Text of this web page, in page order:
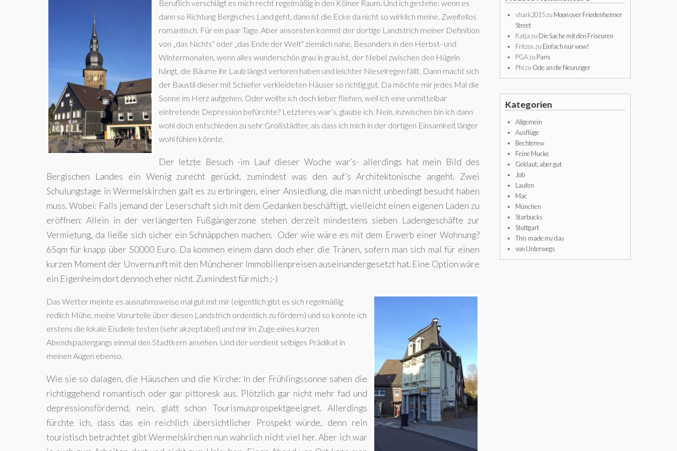
Beruflich verschlägt es mich recht regelmäßig in den Kölner Raum. Und ich gestehe: wenn es
dann so Richtung Bergisches Land geht, dann ist die Ecke da nicht so wirklich meine. Zweifellos
romantisch. Für ein paar Tage. Aber ansonsten kommt der dortige Landstrich meiner Definition
von „das Nichts“ oder „das Ende der Welt“ ziemlich nahe. Besonders in den Herbst- und
Wintermonaten, wenn alles wunderschön grau in grau ist, der Nebel zwischen den Hügeln
hängt, die Bäume ihr Laub längst verloren haben und leichter Nieselregen fällt. Dann macht sich
der Baustil dieser mit Schiefer verkleideten Häuser so richtig gut. Da möchte mir jedes Mal die
Sonne im Herz aufgehen. Oder wollte ich doch lieber fliehen, weil ich eine unmittelbar
eintretende Depression befürchte? Letzteres war’s, glaube ich. Nein, inzwischen bin ich dann
wohl doch entschieden zu sehr Großstädter, als dass ich mich in der dortigen Einsamkeit länger
wohl fühlen könnte.
Der letzte Besuch -im Lauf dieser Woche war’s- allerdings hat mein Bild des
Bergischen Landes ein Wenig zurecht gerückt, zumindest was den auf’s Architektonische angeht. Zwei
Schulungstage in Wermelskirchen galt es zu erbringen, einer Ansiedlung, die man nicht unbedingt besucht haben
muss. Wobei: Falls jemand der Leserschaft sich mit dem Gedanken beschäftigt, vielleicht einen eigenen Laden zu
eröffnen: Allein in der verlängerten Fußgängerzone stehen derzeit mindestens sieben Ladengeschäfte zur
Vermietung, da ließe sich sicher ein Schnäppchen machen. Oder wie wäre es mit dem Erwerb einer Wohnung?
65qm für knapp über 50000 Euro. Da kommen einem dann doch eher die Tränen, sofern man sich mal für einen
kurzen Moment der Unvernunft mit den Münchener Immobilienpreisen auseinandergesetzt hat. Eine Option wäre
ein Eigenheim dort dennoch eher nicht. Zumindest für mich ;-)
Das Wetter meinte es ausnahmsweise mal gut mit mir (eigentlich gibt es sich regelmäßig
redlich Mühe, meine Vorurteile über diesen Landstrich ordentlich zu fördern) und so konnte ich
erstens die lokale Eisdiele testen (sehr akzeptabel) und mir im Zuge eines kurzen
Abendspaziergangs einmal den Stadtkern ansehen. Und der verdient selbiges Prädikat in
meinen Augen ebenso.
Wie sie so dalagen, die Häuschen und die Kirche: In der Frühlingssonne sahen die
richtiggehend romantisch oder gar pittoresk aus. Plötzlich gar nicht mehr fad und
depressionsfördernd, nein, glatt schon Tourismusprospektgeeignet. Allerdings
fürchte ich, dass das ein reichlich übersichtlicher Prospekt würde, denn rein
touristisch betrachtet gibt Wermelskirchen nun wahrlich nicht viel her. Aber ich war
shark2015zu Moon over Friedenheimer
Street
Katjazu Die Sache mit den Friseuren
Fritzoszu Einfach nur wow!
PGAzu Paris
Phizu Ode an die Neunziger
Kategorien
Allgemein
Ausflüge
Bechterew
Feine Mucke
Geklaut, aber gut
Job
Laufen
Mac
München
Starbucks
Stuttgart
This made my day
von Unterwegs